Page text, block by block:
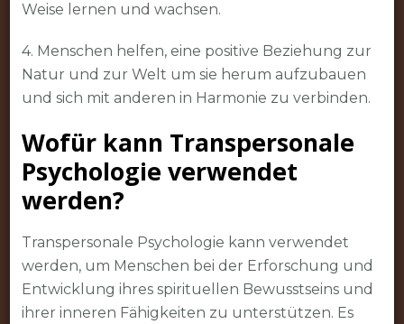
Weise lernen und wachsen.
4. Menschen helfen, eine positive Beziehung zur
Natur und zur Welt um sie herum aufzubauen
und sich mit anderen in Harmonie zu verbinden.
Wofür kann Transpersonale
Psychologie verwendet
werden?
Transpersonale Psychologie kann verwendet
werden, um Menschen bei der Erforschung und
Entwicklung ihres spirituellen Bewusstseins und
ihrer inneren Fähigkeiten zu unterstützen. Es